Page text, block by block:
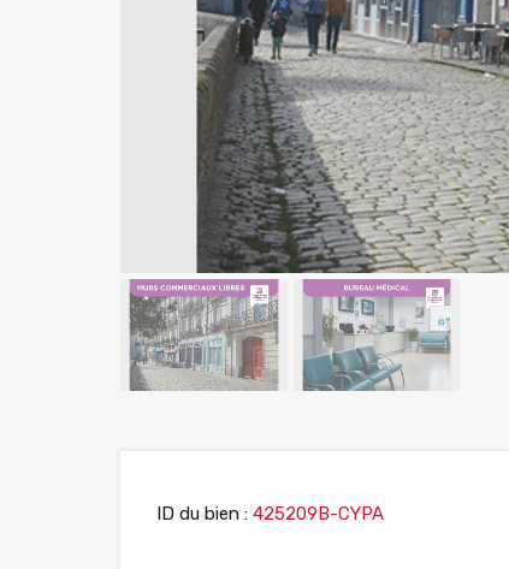
ID du bien : 425209B-CYPA